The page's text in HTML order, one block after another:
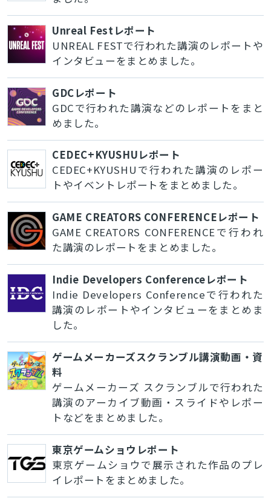
Unreal Festレポート
UNREAL FESTで行われた講演のレポートや
インタビューをまとめました。
GDCレポート
GDCで行われた講演などのレポートをまと
めました。
CEDEC+KYUSHUレポート
CEDEC+KYUSHUで行われた講演のレポー
トやイベントレポートをまとめました。
GAME CREATORS CONFERENCEレポート
GAME CREATORS CONFERENCEで行われ
た講演のレポートをまとめました。
Indie Developers Conferenceレポート
Indie Developers Conferenceで行われた
講演のレポートやインタビューをまとめま
した。
ゲームメーカーズスクランブル講演動画・資
料
ゲームメーカーズ スクランブルで行われた
講演のアーカイブ動画・スライドやレポー
トなどをまとめました。
東京ゲームショウレポート
東京ゲームショウで展示された作品のプレ
イレポートをまとめました。